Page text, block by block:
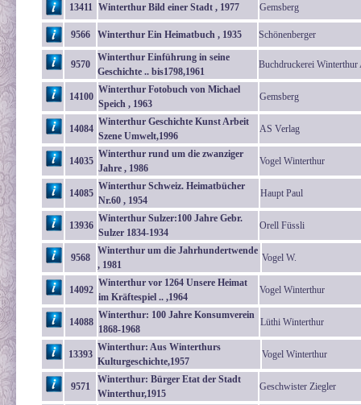
13411 Winterthur Bild einer Stadt , 1977 Gemsberg
9566 Winterthur Ein Heimatbuch , 1935 Schönenberger
9570
Winterthur Einführung in seine
Geschichte .. bis1798,1961
Buchdruckerei Winterthur
14100
Winterthur Fotobuch von Michael
Speich , 1963
Gemsberg
14084
Winterthur Geschichte Kunst Arbeit
Szene Umwelt,1996
AS Verlag
14035
Winterthur rund um die zwanziger
Jahre , 1986
Vogel Winterthur
14085
Winterthur Schweiz. Heimatbücher
Nr.60 , 1954
Haupt Paul
13936
Winterthur Sulzer:100 Jahre Gebr.
Sulzer 1834-1934
Orell Füssli
9568
Winterthur um die Jahrhundertwende
, 1981
Vogel W.
14092
Winterthur vor 1264 Unsere Heimat
im Kräftespiel .. ,1964
Vogel Winterthur
14088
Winterthur: 100 Jahre Konsumverein
1868-1968
Lüthi Winterthur
13393
Winterthur: Aus Winterthurs
Kulturgeschichte,1957
Vogel Winterthur
9571
Winterthur: Bürger Etat der Stadt
Winterthur,1915
Geschwister Ziegler